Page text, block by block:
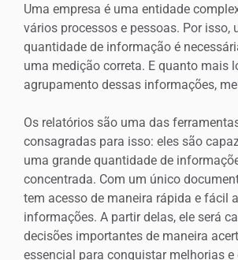
Uma empresa é uma entidade
vários processos e pessoas. Por isso,
quantidade de informação é
uma medição correta. E quanto mais
agrupamento dessas informações,
Os relatórios são uma das
consagradas para isso: eles são
uma grande quantidade de
concentrada. Com um único
tem acesso de maneira rápida e fácil
informações. A partir delas, ele será
decisões importantes de maneira
essencial para conquistar melhorias